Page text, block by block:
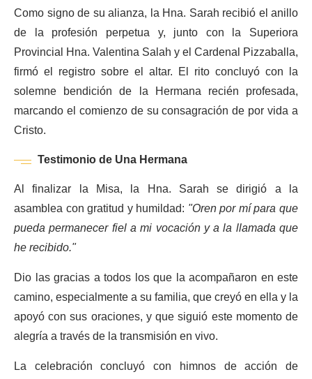
Como signo de su alianza, la Hna. Sarah recibió el anillo
de la profesión perpetua y, junto con la Superiora
Provincial Hna. Valentina Salah y el Cardenal Pizzaballa,
firmó el registro sobre el altar. El rito concluyó con la
solemne bendición de la Hermana recién profesada,
marcando el comienzo de su consagración de por vida a
Cristo.
Testimonio de Una Hermana
Al finalizar la Misa, la Hna. Sarah se dirigió a la
asamblea con gratitud y humildad: "Oren por mí para que
pueda permanecer fiel a mi vocación y a la llamada que
he recibido."
Dio las gracias a todos los que la acompañaron en este
camino, especialmente a su familia, que creyó en ella y la
apoyó con sus oraciones, y que siguió este momento de
alegría a través de la transmisión en vivo.
La celebración concluyó con himnos de acción de